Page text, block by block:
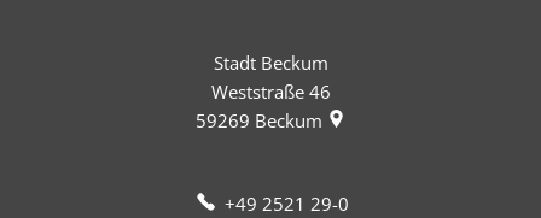
Stadt Beckum
Weststraße 46
59269 Beckum
+49 2521 29-0